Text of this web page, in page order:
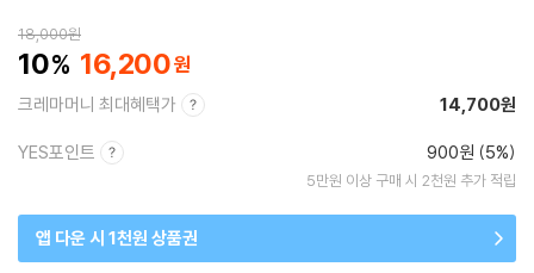
18,000원
10 16,200
크레마머니 최대혜택가 14,700원
YES포인트 900원 (5%)
5만원 이상 구매 시 2천원 추가 적립
앱 다운 시 1천원 상품권